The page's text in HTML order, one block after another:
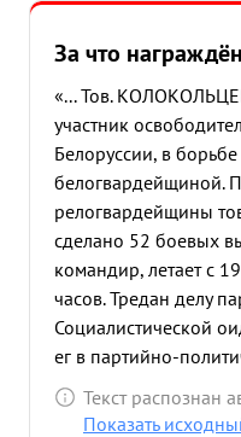
За что награждён
«... Тов.
участник
Белоруссии, в
белогвардейщиной.
релогвардейщины
сделано 52 боевых
командир, летает с
часов. Тредан делу
Социалистической
ег в партийно-
апреле месяце
Заместителя
Текст распознан
Показать